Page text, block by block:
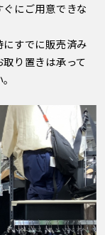
にご用意できな
すでに販売済み
り置きは承って